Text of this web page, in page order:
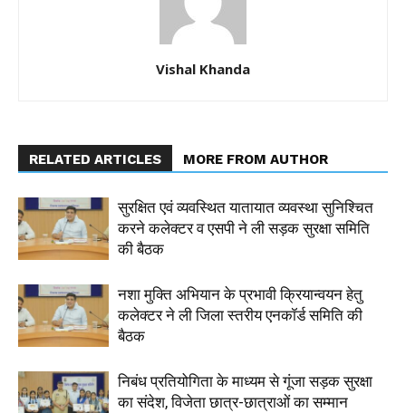
Vishal Khanda
RELATED ARTICLES MORE FROM AUTHOR
सुरक्षित एवं व्यवस्थित यातायात व्यवस्था सुनिश्चित
करने कलेक्टर व एसपी ने ली सड़क सुरक्षा समिति
की बैठक
नशा मुक्ति अभियान के प्रभावी क्रियान्वयन हेतु
कलेक्टर ने ली जिला स्तरीय एनकॉर्ड समिति की
बैठक
निबंध प्रतियोगिता के माध्यम से गूंजा सड़क सुरक्षा
का संदेश, विजेता छात्र-छात्राओं का सम्मान